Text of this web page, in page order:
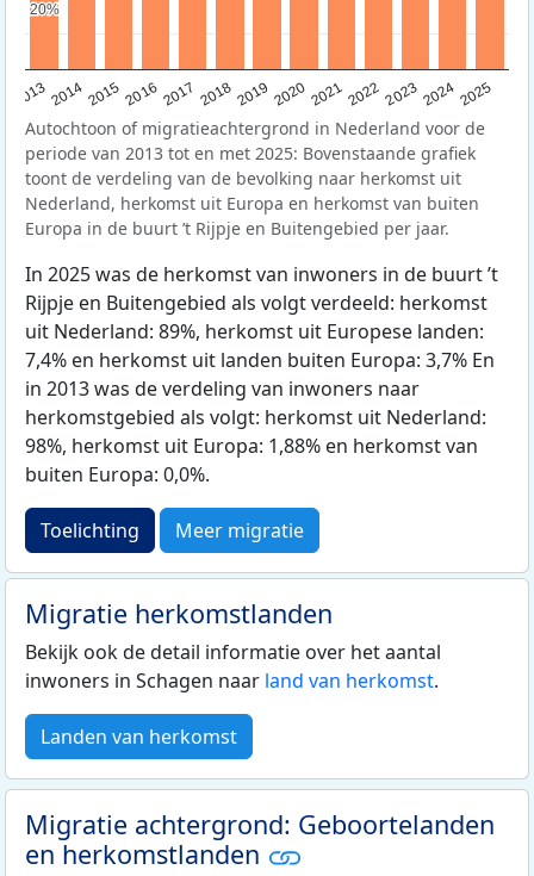
20132014201520162017 20182019 202020212022202320242025
20%
20%
Autochtoon of migratieachtergrond in Nederland voor de
periode van 2013 tot en met 2025: Bovenstaande grafiek
toont de verdeling van de bevolking naar herkomst uit
Nederland, herkomst uit Europa en herkomst van buiten
Europa in de buurt ’t Rijpje en Buitengebied per jaar.
In 2025 was de herkomst van inwoners in de buurt ’t
Rijpje en Buitengebied als volgt verdeeld: herkomst
uit Nederland: 89%, herkomst uit Europese landen:
7,4% en herkomst uit landen buiten Europa: 3,7% En
in 2013 was de verdeling van inwoners naar
herkomstgebied als volgt: herkomst uit Nederland:
98%, herkomst uit Europa: 1,88% en herkomst van
buiten Europa: 0,0%.
Toelichting Meer migratie
Migratie herkomstlanden
Bekijk ook de detail informatie over het aantal
inwoners in Schagen naar land van herkomst.
Landen van herkomst
Migratie achtergrond: Geboortelanden
en herkomstlanden